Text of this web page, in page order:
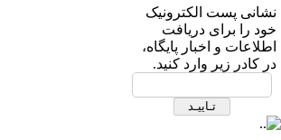
نشانی پست الکترونیک
خود را برای دریافت
اطلاعات و اخبار پایگاه،
در کادر زیر وارد کنید.